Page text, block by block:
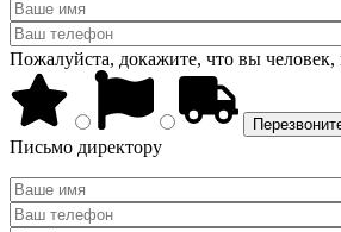
Пожалуйста, докажите, что вы человек,
Письмо директору